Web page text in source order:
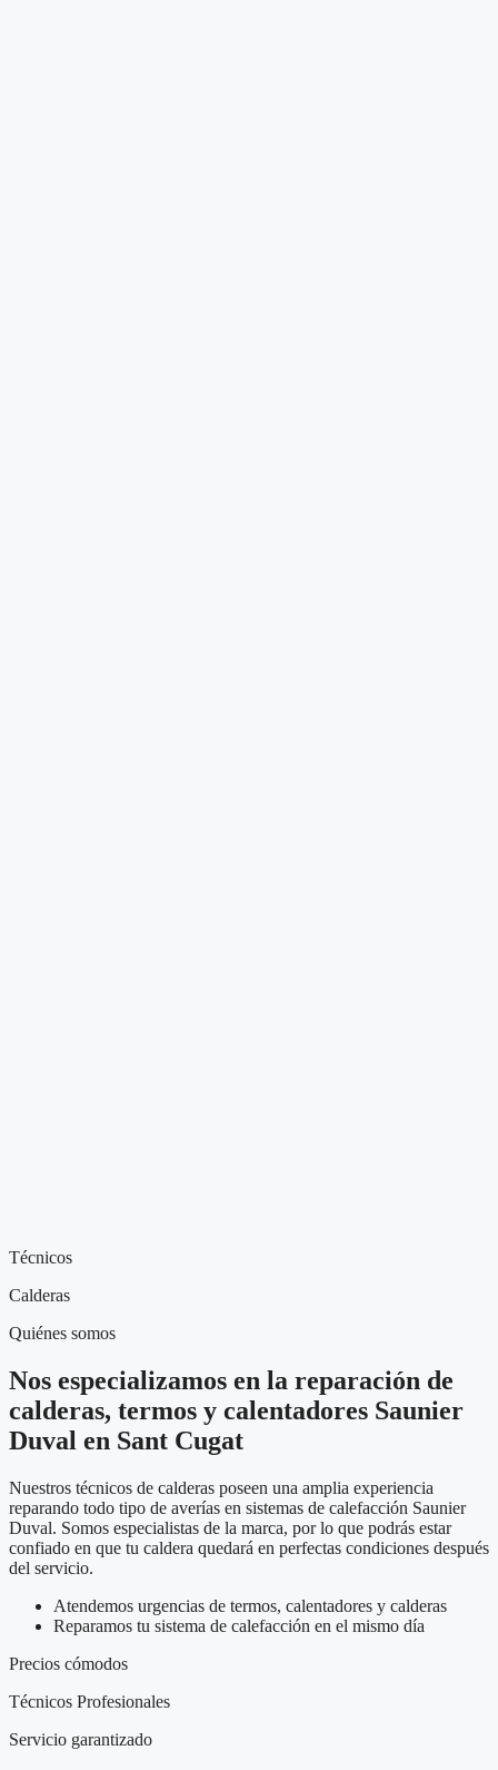
Técnicos
Calderas
Quiénes somos
Nos especializamos en la reparación de
calderas, termos y calentadores Saunier
Duval en Sant Cugat
Nuestros técnicos de calderas poseen una amplia experiencia
reparando todo tipo de averías en sistemas de calefacción Saunier
Duval. Somos especialistas de la marca, por lo que podrás estar
confiado en que tu caldera quedará en perfectas condiciones después
del servicio.
Atendemos urgencias de termos, calentadores y calderas
Reparamos tu sistema de calefacción en el mismo día
Precios cómodos
Técnicos Profesionales
Servicio garantizado